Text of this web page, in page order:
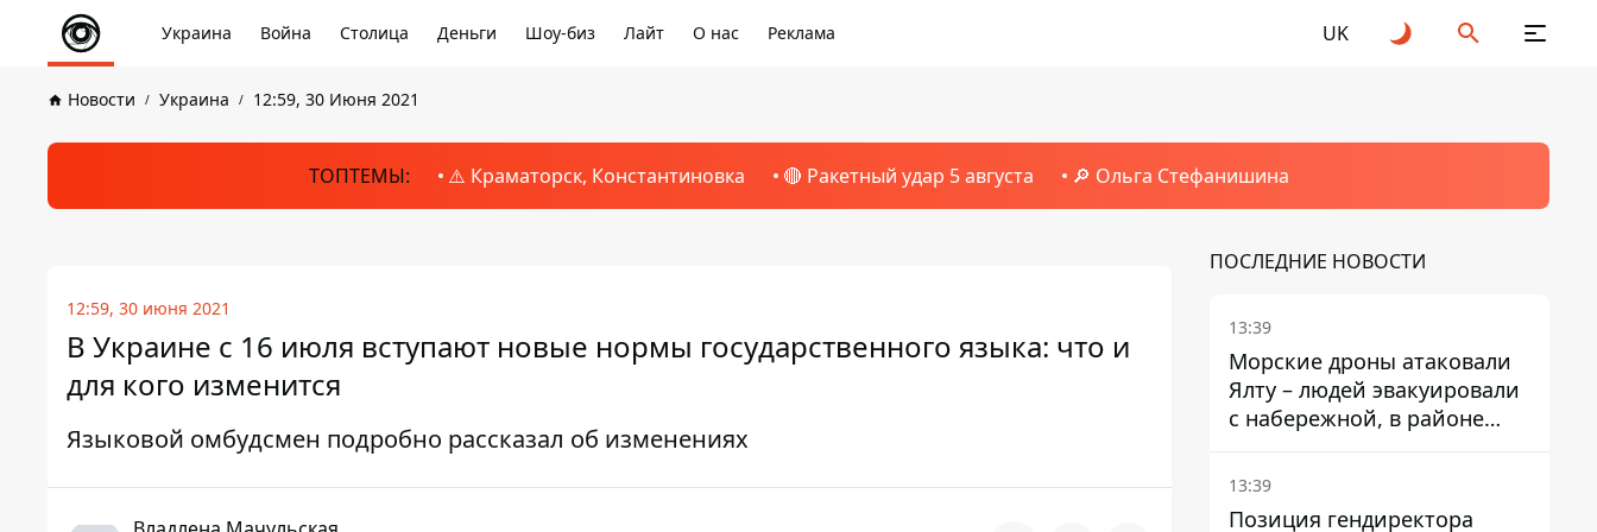
Украина Война Столица Деньги Шоу-биз Лайт О нас Реклама UK
Новости Украина 12:59, 30 Июня 2021
ТОПТЕМЫ: ⚠️ Краматорск, Константиновка 🔴 Ракетный удар 5 августа 🔎 Ольга Стефанишина
12:59, 30 июня 2021
В Украине с 16 июля вступают новые нормы государственного языка: что и
для кого изменится
Языковой омбудсмен подробно рассказал об изменениях
ПОСЛЕДНИЕ НОВОСТИ
13:39
Морские дроны атаковали
Ялту – людей эвакуировали
с набережной, в районе
порта сообщают о пожаре
13:39
Позиция гендиректора